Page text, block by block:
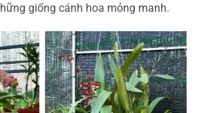
giống cánh hoa mỏng manh.